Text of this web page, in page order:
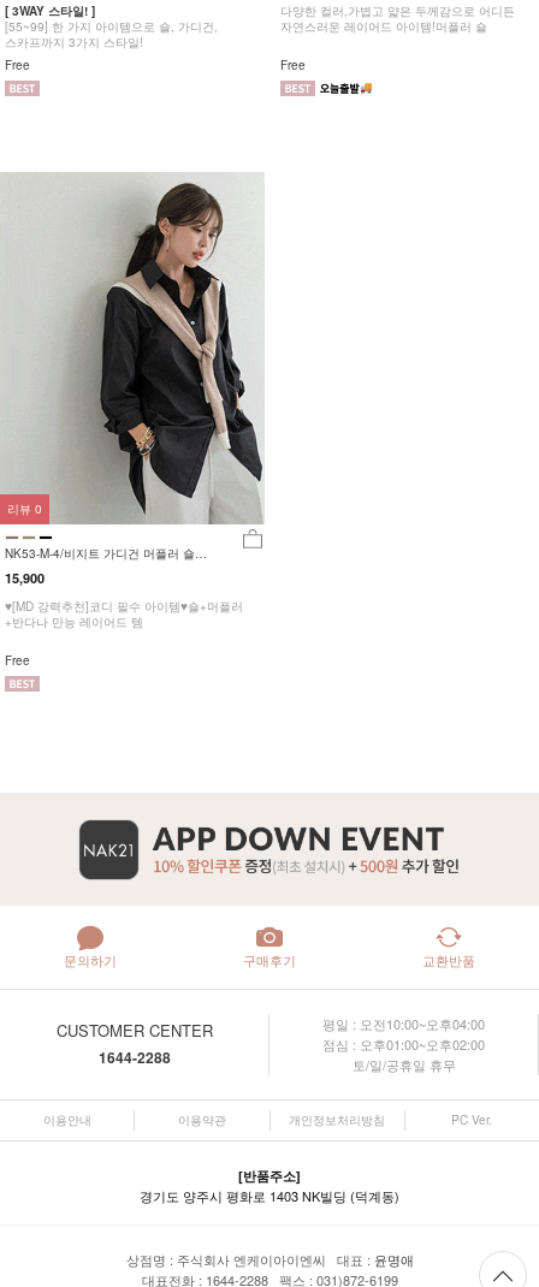
[ 3WAY 스타일! ]
[55~99] 한 가지 아이템으로 숄, 가디건,
스카프까지 3가지 스타일!
Free
다양한 컬러,가볍고 얇은 두께감으로 어디든
자연스러운 레이어드 아이템!머플러 숄
Free
NK53-M-4/비지트 가디건 머플러 숄
_YN
15,900
♥[MD 강력추천]코디 필수 아이템♥숄+머플러
+반다나 만능 레이어드 템
Free
리뷰 0
문의하기 구매후기 교환반품
CUSTOMER CENTER
1644-2288
평일 : 오전10:00~오후04:00
점심 : 오후01:00~오후02:00
토/일/공휴일 휴무
이용안내 이용약관 개인정보처리방침 PC Ver.
[반품주소]
경기도 양주시 평화로 1403 NK빌딩 (덕계동)
상점명 : 주식회사 엔케이아이엔씨 대표 : 윤명애
대표전화 : 1644-2288 팩스 : 031)872-6199